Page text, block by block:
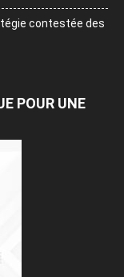
contestée des
POUR UNE